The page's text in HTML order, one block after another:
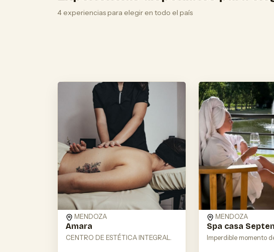
4 experiencias para elegir en todo el país
MENDOZA
Amara
CENTRO DE ESTÉTICA INTEGRAL.
MENDOZA
Spa casa
Imperdible momento